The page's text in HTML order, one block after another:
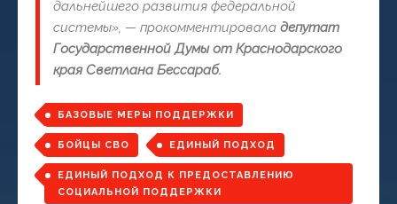
дальнейшего развития федеральной
системы», — прокомментировала депутат
Государственной Думы от Краснодарского
края Светлана Бессараб.
БАЗОВЫЕ МЕРЫ ПОДДЕРЖКИ
БОЙЦЫ СВО ЕДИНЫЙ ПОДХОД
ЕДИНЫЙ ПОДХОД К ПРЕДОСТАВЛЕНИЮ
СОЦИАЛЬНОЙ ПОДДЕРЖКИ